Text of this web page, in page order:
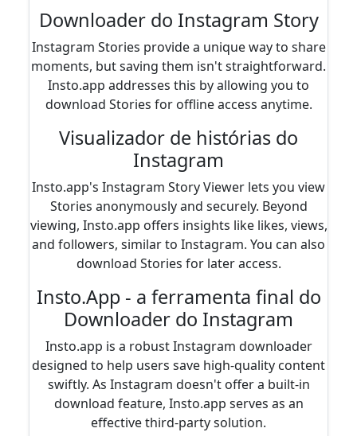
Downloader do Instagram Story
Instagram Stories provide a unique way to share
moments, but saving them isn't straightforward.
Insto.app addresses this by allowing you to
download Stories for offline access anytime.
Visualizador de histórias do
Instagram
Insto.app's Instagram Story Viewer lets you view
Stories anonymously and securely. Beyond
viewing, Insto.app offers insights like likes, views,
and followers, similar to Instagram. You can also
download Stories for later access.
Insto.App - a ferramenta final do
Downloader do Instagram
Insto.app is a robust Instagram downloader
designed to help users save high-quality content
swiftly. As Instagram doesn't offer a built-in
download feature, Insto.app serves as an
effective third-party solution.